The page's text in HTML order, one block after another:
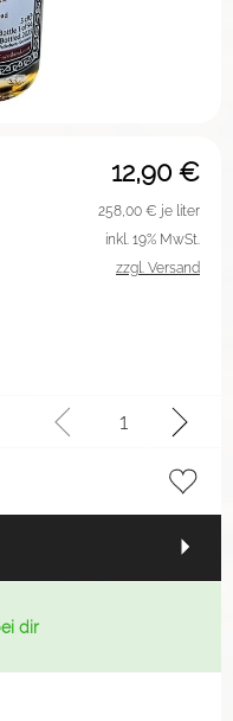
12,90 €
258,00 € je liter
inkl. 19% MwSt.
zzgl. Versand
dir